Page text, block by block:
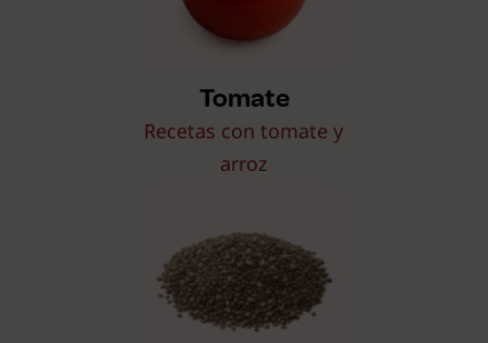
Tomate
Recetas con tomate y
arroz